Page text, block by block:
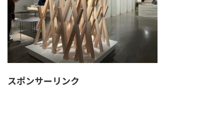
スポンサーリンク